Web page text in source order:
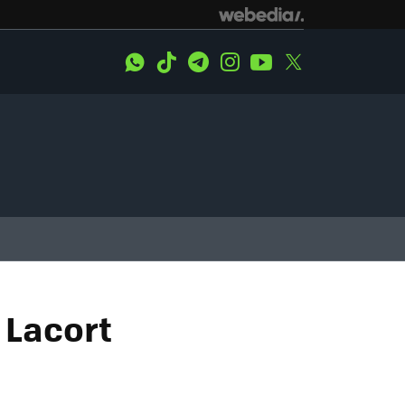
WhatsApp
Tiktok TelegramInstagramYoutube